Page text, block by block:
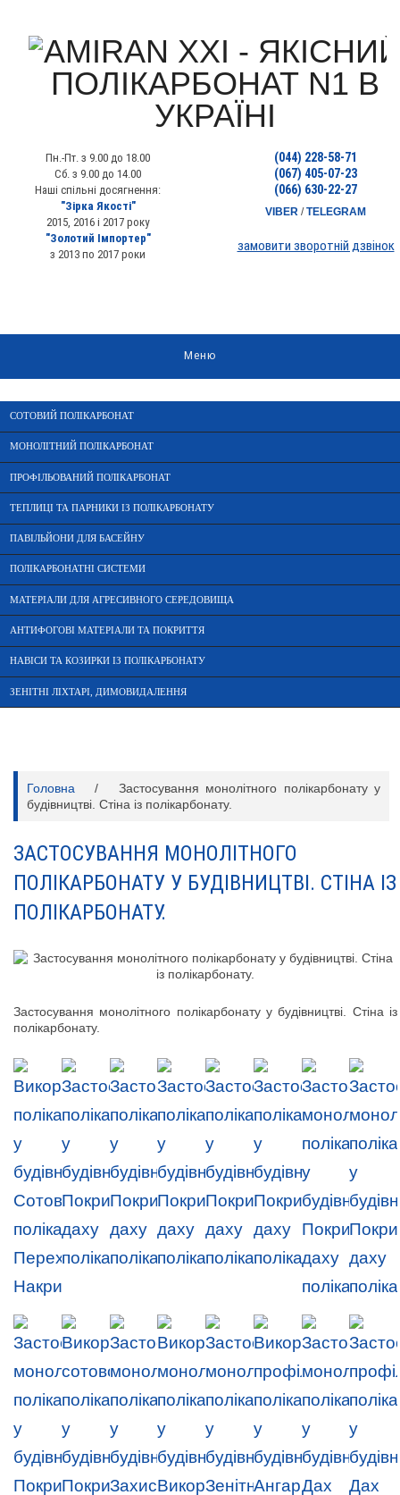
Пн.-Пт. з 9.00 до 18.00
Сб. з 9.00 до 14.00
Наші спільні досягнення:
"Зірка Якості"
2015, 2016 і 2017 року
"Золотий Імпортер"
з 2013 по 2017 роки
(044) 228-58-71
(067) 405-07-23
(066) 630-22-27
VIBER /TELEGRAM
замовити зворотній дзвінок
Меню
СОТОВИЙ ПОЛІКАРБОНАТ
МОНОЛІТНИЙ ПОЛІКАРБОНАТ
ПРОФІЛЬОВАНИЙ ПОЛІКАРБОНАТ
ТЕПЛИЦІ ТА ПАРНИКИ ІЗ ПОЛІКАРБОНАТУ
ПАВІЛЬЙОНИ ДЛЯ БАСЕЙНУ
ПОЛІКАРБОНАТНІ СИСТЕМИ
МАТЕРІАЛИ ДЛЯ АГРЕСИВНОГО СЕРЕДОВИЩА
АНТИФОГОВІ МАТЕРІАЛИ ТА ПОКРИТТЯ
НАВІСИ ТА КОЗИРКИ ІЗ ПОЛІКАРБОНАТУ
ЗЕНІТНІ ЛІХТАРІ, ДИМОВИДАЛЕННЯ
Головна /
Застосування монолітного полікарбонату у
будівництві. Стіна із полікарбонату.
ЗАСТОСУВАННЯ МОНОЛІТНОГО
ПОЛІКАРБОНАТУ У БУДІВНИЦТВІ. СТІНА ІЗ
ПОЛІКАРБОНАТУ.
Застосування монолітного полікарбонату у будівництві. Стіна із
полікарбонату.